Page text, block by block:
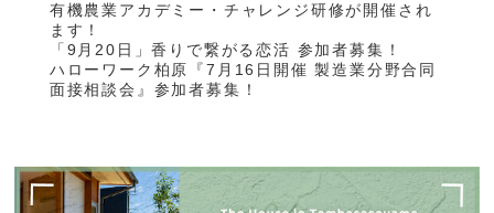
有機農業アカデミー・チャレンジ研修が開催され
ます！
「9月20日」香りで繋がる恋活 参加者募集！
ハローワーク柏原『7月16日開催 製造業分野合同
面接相談会』参加者募集！